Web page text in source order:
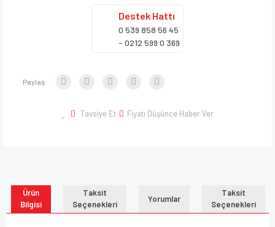
Destek Hattı
0 539 858 56 45
- 0212 599 0 369
Paylaş:
Tavsiye Et Fiyatı Düşünce Haber Ver
Ürün
Bilgisi
Taksit
Seçenekleri
Yorumlar
Taksit
Seçenekleri